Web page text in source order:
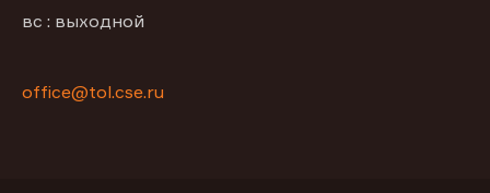
вс : выходной
office@tol.cse.ru